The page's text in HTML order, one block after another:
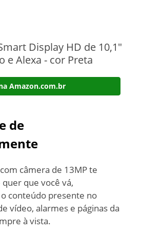
Display HD de 10,1"
e Alexa - cor Preta
Amazon.com.br
de
câmera de 13MP te
que você vá,
conteúdo presente no
vídeo, alarmes e páginas da
à vista.